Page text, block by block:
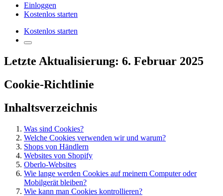
Einloggen
Kostenlos starten
Kostenlos starten
Letzte Aktualisierung: 6. Februar 2025
Cookie-Richtlinie
Inhaltsverzeichnis
Was sind Cookies?
Welche Cookies verwenden wir und warum?
Shops von Händlern
Websites von Shopify
Oberlo-Websites
Wie lange werden Cookies auf meinem Computer oder
Mobilgerät bleiben?
Wie kann man Cookies kontrollieren?